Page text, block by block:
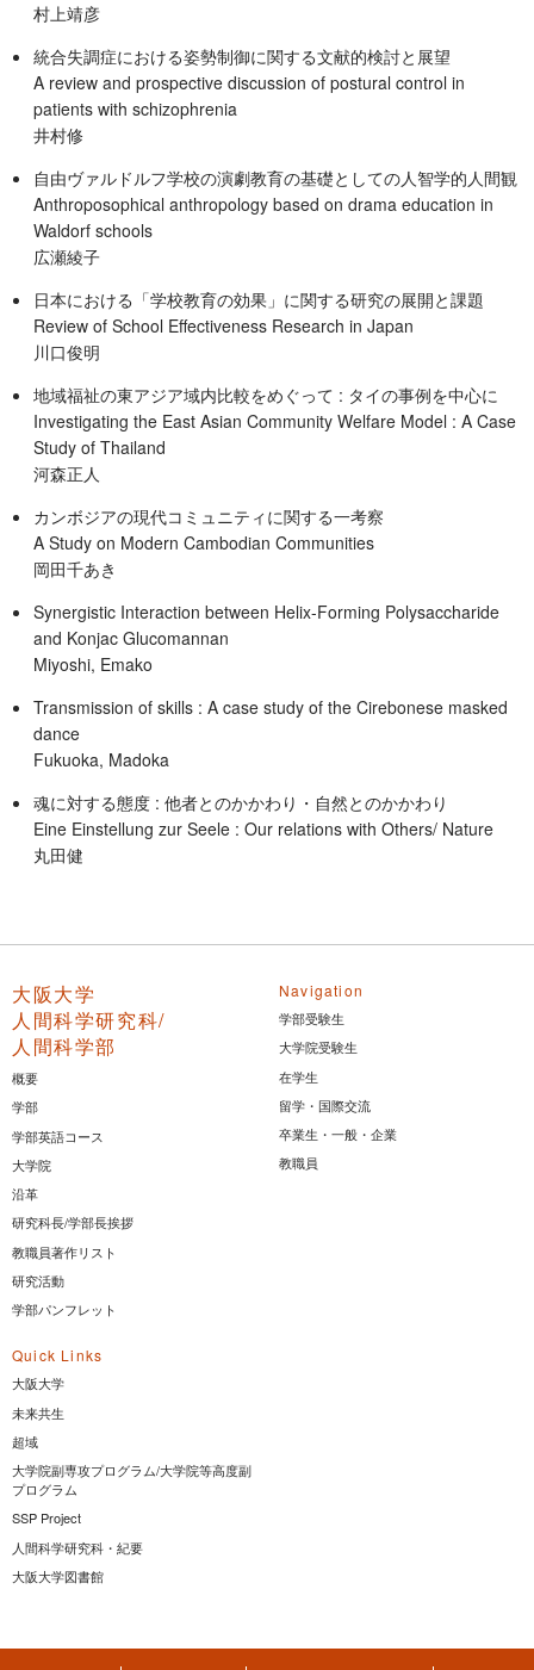
村上靖彦
統合失調症における姿勢制御に関する文献的検討と展望
A review and prospective discussion of postural control in
patients with schizophrenia
井村修
自由ヴァルドルフ学校の演劇教育の基礎としての人智学的人間観
Anthroposophical anthropology based on drama education in
Waldorf schools
広瀬綾子
日本における「学校教育の効果」に関する研究の展開と課題
Review of School Effectiveness Research in Japan
川口俊明
地域福祉の東アジア域内比較をめぐって : タイの事例を中心に
Investigating the East Asian Community Welfare Model : A Case
Study of Thailand
河森正人
カンボジアの現代コミュニティに関する一考察
A Study on Modern Cambodian Communities
岡田千あき
Synergistic Interaction between Helix-Forming Polysaccharide
and Konjac Glucomannan
Miyoshi, Emako
Transmission of skills : A case study of the Cirebonese masked
dance
Fukuoka, Madoka
魂に対する態度 : 他者とのかかわり・自然とのかかわり
Eine Einstellung zur Seele : Our relations with Others/ Nature
丸田健
大阪大学
人間科学研究科/
人間科学部
概要
学部
学部英語コース
大学院
沿革
研究科長/学部長挨拶
教職員著作リスト
研究活動
学部パンフレット
Navigation
学部受験生
大学院受験生
在学生
留学・国際交流
卒業生・一般・企業
教職員
Quick Links
大阪大学
未来共生
超域
大学院副専攻プログラム/大学院等高度副
プログラム
SSP Project
人間科学研究科・紀要
大阪大学図書館